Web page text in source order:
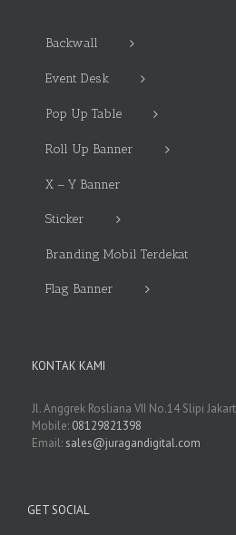
Backwall
Event Desk
Pop Up Table
Roll Up Banner
X – Y Banner
Sticker
Branding Mobil Terdekat
Flag Banner
KONTAK KAMI
Jl. Anggrek Rosliana VII No.14 Slipi
Mobile: 08129821398
Email: sales@juragandigital.com
GET SOCIAL